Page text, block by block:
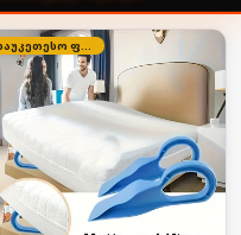
საუკეთესო ფასი